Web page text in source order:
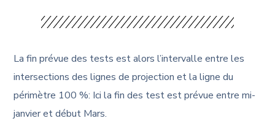
La fin prévue des tests est alors l’intervalle entre les
intersections des lignes de projection et la ligne du
périmètre 100 %: Ici la fin des test est prévue entre mi-
janvier et début Mars.